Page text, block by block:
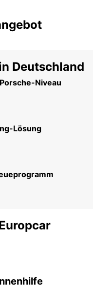
Deutschland
Niveau
Lösung